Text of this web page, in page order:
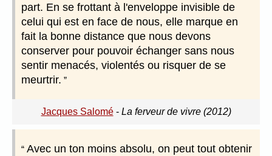
part. En se frottant à l'enveloppe invisible de
celui qui est en face de nous, elle marque en
fait la bonne distance que nous devons
conserver pour pouvoir échanger sans nous
sentir menacés, violentés ou risquer de se
meurtrir.
Jacques Salomé- La ferveur de vivre (2012)
Avec un ton moins absolu, on peut tout obtenir